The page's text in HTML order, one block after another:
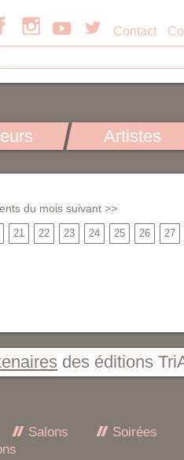
Contact
Artistes
du mois suivant >>
21 22 23 24 25 26 27
des éditions
Salons
Soirées